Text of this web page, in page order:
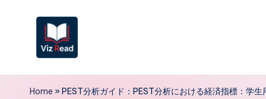
V
Home »PEST分析ガイド：PEST分析における経済指標：学生